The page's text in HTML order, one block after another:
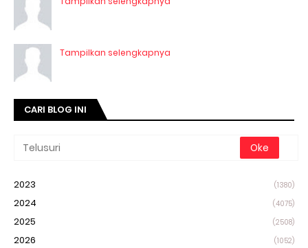
Tampilkan selengkapnya
CARI BLOG INI
2023 (1380)
2024 (4075)
2025 (2508)
2026 (1052)